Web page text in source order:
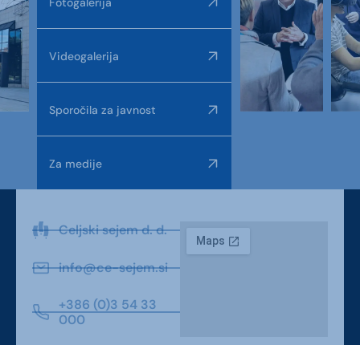
Videogalerija
Sporočila za javnost
Za medije
Celjski sejem d. d.
info@ce-sejem.si
+386 (0)3 54 33
000